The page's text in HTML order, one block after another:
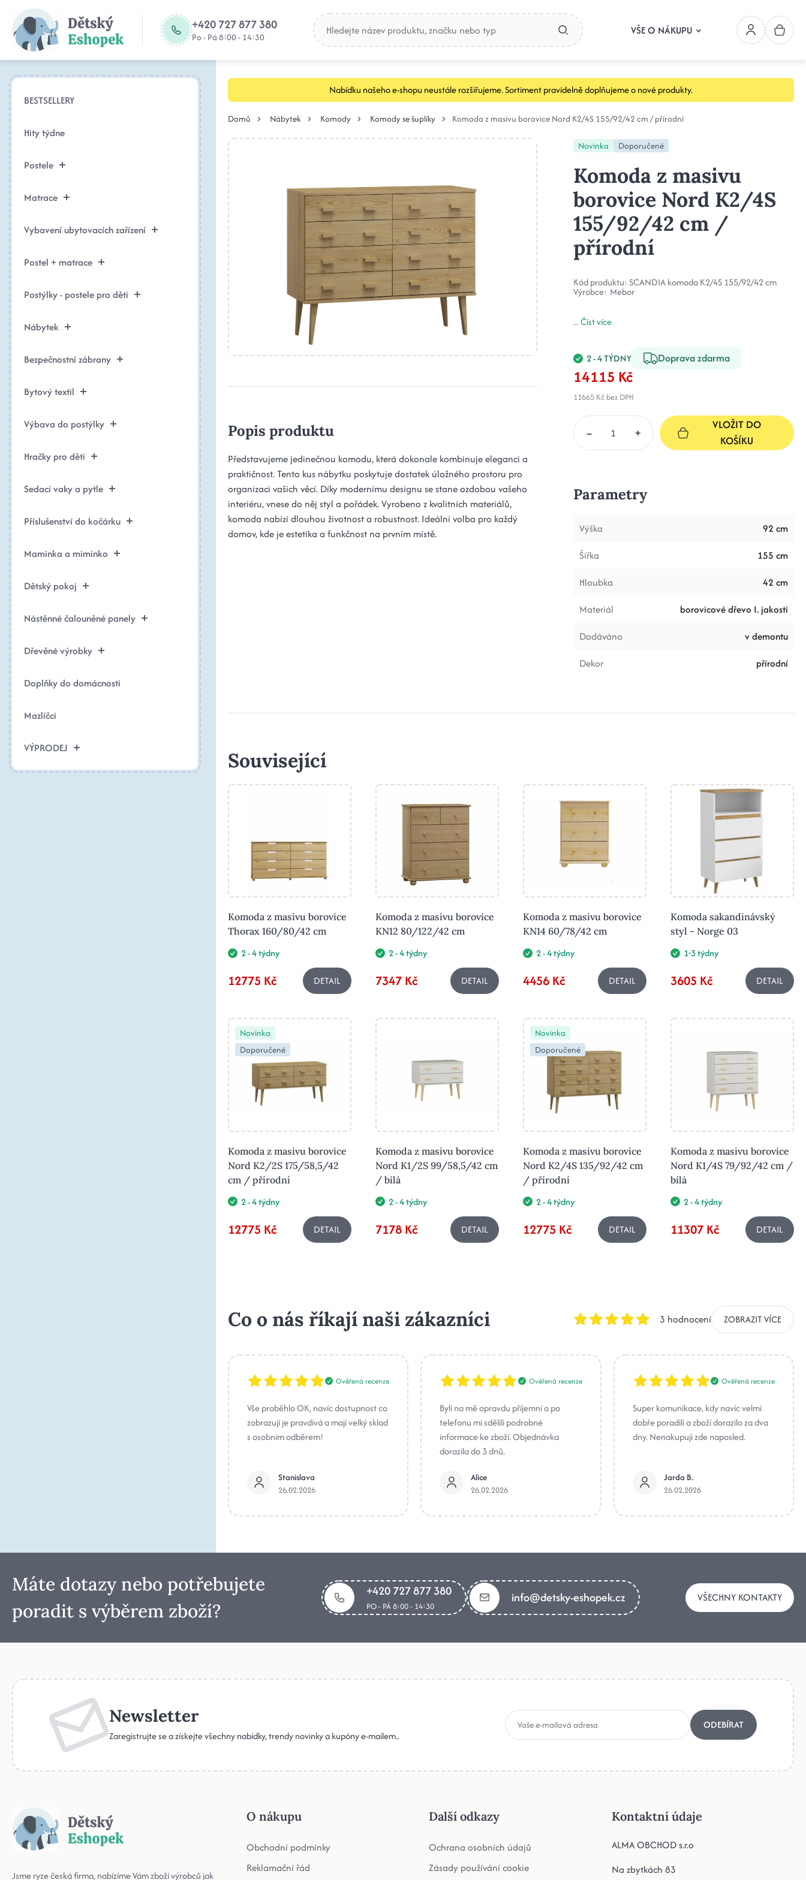
+420 727 877 380
Po - Pá 8:00 - 14:30
VŠE O NÁKUPU
BESTSELLERY
Hity týdne
Postele
Matrace
Vybavení ubytovacích zařízení
Postel + matrace
Postýlky - postele pro děti
Nábytek
Bezpečnostní zábrany
Bytový textil
Výbava do postýlky
Hračky pro děti
Sedací vaky a pytle
Příslušenství do kočárku
Maminka a miminko
Dětský pokoj
Nástěnné čalouněné panely
Dřevěné výrobky
Doplňky do domácnosti
Mazlíčci
VÝPRODEJ
Nabídku našeho e-shopu neustále rozšiřujeme. Sortiment pravidelně doplňujeme o nové produkty.
Domů Nábytek Komody Komody se šuplíky Komoda z masivu borovice Nord K2/4S 155/92/42 cm / přírodní
Popis produktu
Představujeme jedinečnou komodu, která dokonale kombinuje eleganci a
praktičnost. Tento kus nábytku poskytuje dostatek úložného prostoru pro
organizaci vašich věcí. Díky modernímu designu se stane ozdobou vašeho
interiéru, vnese do něj styl a pořádek. Vyrobeno z kvalitních materiálů,
komoda nabízí dlouhou životnost a robustnost. Ideální volba pro každý
domov, kde je estetika a funkčnost na prvním místě.
Novinka Doporučené
Komoda z masivu
borovice Nord K2/4S
155/92/42 cm /
přírodní
Kód produktu: SCANDIA komoda K2/4S 155/92/42 cm
Výrobce: Mebor
...Číst více
2 - 4 TÝDNY Doprava zdarma
14115 Kč
11665 Kčbez DPH
– +
VLOŽIT DO
KOŠÍKU
Parametry
Výška
92 cm
Šířka
155 cm
Hloubka
42 cm
Materiál
borovicové dřevo I. jakosti
Dodáváno
v demontu
Dekor
přírodní
Související
Komoda z masivu borovice
Thorax 160/80/42 cm
2 - 4 týdny
12775 Kč DETAIL
Komoda z masivu borovice
KN12 80/122/42 cm
2 - 4 týdny
7347 Kč DETAIL
Komoda z masivu borovice
KN14 60/78/42 cm
2 - 4 týdny
4456 Kč DETAIL
Komoda sakandinávský
styl - Norge 03
1-3 týdny
3605 Kč DETAIL
Novinka
Doporučené
Komoda z masivu borovice
Nord K2/2S 175/58,5/42
cm / přírodní
2 - 4 týdny
12775 Kč DETAIL
Komoda z masivu borovice
Nord K1/2S 99/58,5/42 cm
/ bílá
2 - 4 týdny
7178 Kč DETAIL
Novinka
Doporučené
Komoda z masivu borovice
Nord K2/4S 135/92/42 cm
/ přírodní
2 - 4 týdny
12775 Kč DETAIL
Komoda z masivu borovice
Nord K1/4S 79/92/42 cm /
bílá
2 - 4 týdny
11307 Kč DETAIL
Co o nás říkají naši zákazníci 3 hodnocení ZOBRAZIT VÍCE
Ověřená recenze
Vše proběhlo OK, navíc dostupnost co
zobrazují je pravdivá a mají velký sklad
s osobním odběrem!
Stanislava
26.02.2026
Ověřená recenze
Byli na mě opravdu příjemní a po
telefonu mi sdělili podrobné
informace ke zboží. Objednávka
dorazila do 3 dnů.
Alice
26.02.2026
Ověřená recenze
Super komunikace, kdy navíc velmi
dobře poradili a zboží dorazilo za dva
dny. Nenakupuji zde naposled.
Jarda B.
26.02.2026
Máte dotazy nebo potřebujete
poradit s výběrem zboží?
+420 727 877 380
PO - PÁ 8:00 - 14:30
info@detsky-eshopek.cz VŠECHNY KONTAKTY
Newsletter
Zaregistrujte se a získejte všechny nabídky, trendy novinky a kupóny e-mailem..
ODEBÍRAT
Jsme ryze česká firma, nabízíme Vám zboží výrobců jak
O nákupu
Obchodní podmínky
Reklamační řád
Další odkazy
Ochrana osobních údajů
Zásady používání cookie
Kontaktní údaje
ALMA OBCHOD s.r.o
Na zbytkách 83